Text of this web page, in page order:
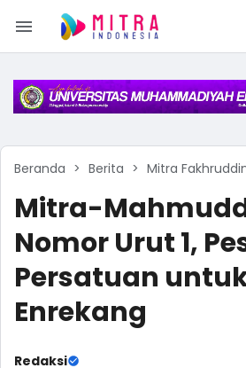
Beranda Berita Mitra
Mitra-
Nomor Urut 1,
Persatuan
Enrekang
Redaksi